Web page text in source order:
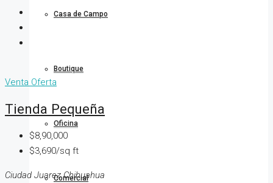
Casa de Campo
Boutique
Oficina
Comercial
Venta Oferta
Tienda Pequeña
$8,90,000
$3,690/sq ft
Ciudad Juarez Chihuahua